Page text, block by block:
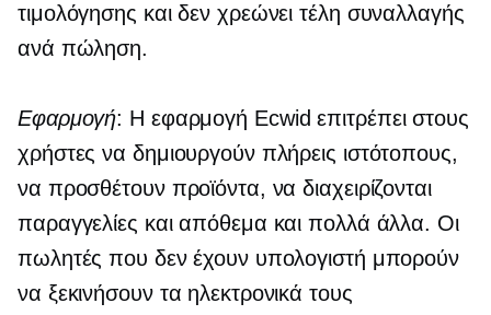
τιμολόγησης και δεν χρεώνει τέλη συναλλαγής
ανά πώληση.
Εφαρμογή: Η εφαρμογή Ecwid επιτρέπει στους
χρήστες να δημιουργούν πλήρεις ιστότοπους,
να προσθέτουν προϊόντα, να διαχειρίζονται
παραγγελίες και απόθεμα και πολλά άλλα. Οι
πωλητές που δεν έχουν υπολογιστή μπορούν
να ξεκινήσουν τα ηλεκτρονικά τους